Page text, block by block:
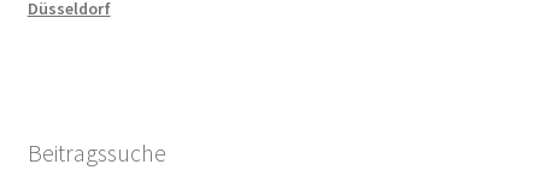
Beitragssuche